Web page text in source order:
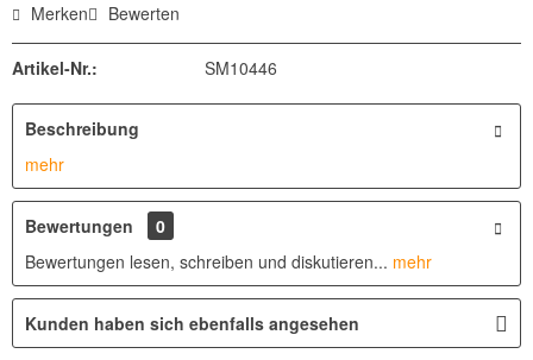
Merken Bewerten
Artikel-Nr.: SM10446
Beschreibung
mehr
Bewertungen
0
Bewertungen lesen, schreiben und diskutieren... mehr
Kunden haben sich ebenfalls angesehen